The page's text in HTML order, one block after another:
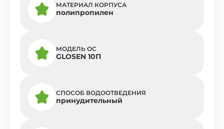
МАТЕРИАЛ КОРПУСА
полипропилен
МОДЕЛЬ ОС
GLOSEN 10П
СПОСОБ ВОДООТВЕДЕНИЯ
принудительный